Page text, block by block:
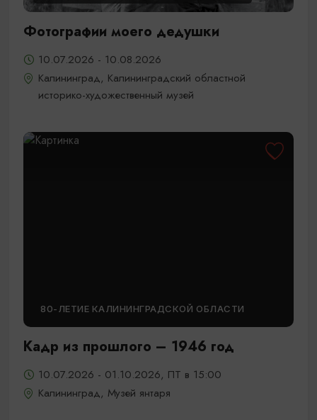
Фотографии моего дедушки
10.07.2026 - 10.08.2026
Калининград, Калининградский областной
историко-художественный музей
80-ЛЕТИЕ КАЛИНИНГРАДСКОЙ ОБЛАСТИ
Кадр из прошлого – 1946 год
10.07.2026 - 01.10.2026, ПТ в 15:00
Калининград, Музей янтаря